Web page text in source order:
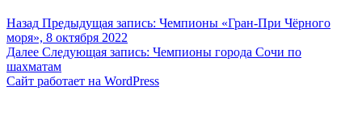
Назад Предыдущая запись: Чемпионы «Гран-При Чëрного
моря», 8 октября 2022
Далее Следующая запись: Чемпионы города Сочи по
шахматам
Сайт работает на WordPress